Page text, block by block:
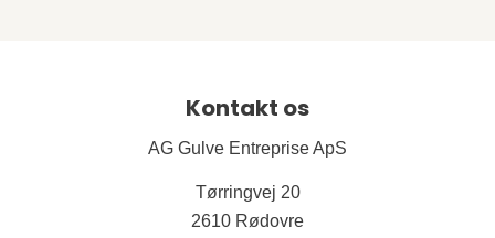
Kontakt os
AG Gulve Entreprise ApS
Tørringvej 20
2610 Rødovre